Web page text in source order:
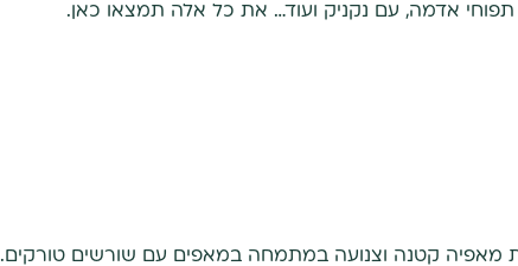
אדמה, עם נקניק ועוד… את כל אלה תמצאו כאן.
מאפיה קטנה וצנועה במתמחה במאפים עם שורשים טורקים.